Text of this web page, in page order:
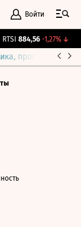
Войти
RTSI 884,56 -1,27%↓
прогнозы